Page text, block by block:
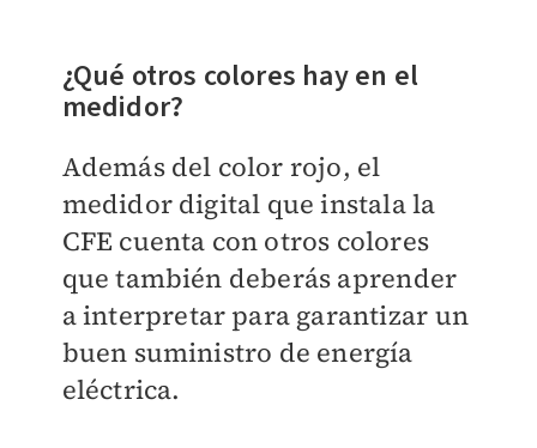
¿Qué otros colores hay en el
medidor?
Además del color rojo, el
medidor digital que instala la
CFE cuenta con otros colores
que también deberás aprender
a interpretar para garantizar un
buen suministro de energía
eléctrica.